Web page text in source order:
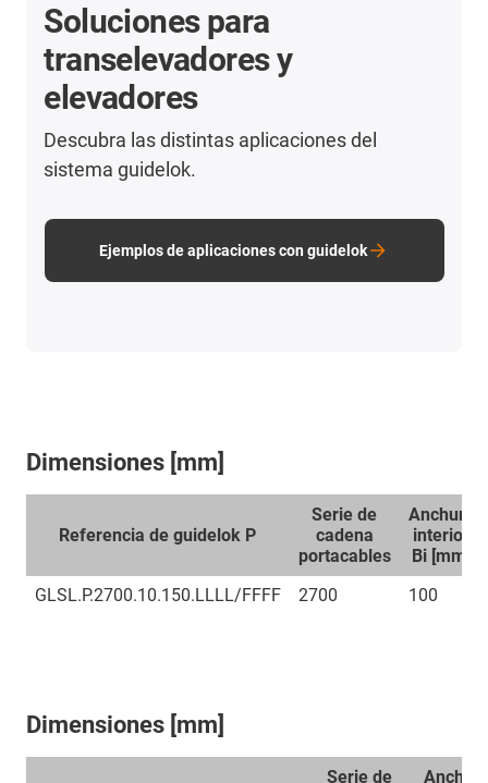
Soluciones para
transelevadores y
elevadores
Descubra las distintas aplicaciones del
sistema guidelok.
Ejemplos de aplicaciones con guidelok
Dimensiones [mm]
Referencia de guidelok P
Serie de
cadena
portacables
Anchura
interior
Bi [mm]
GLSL.P.2700.10.150.LLLL/FFFF
2700 100
Dimensiones [mm]
Serie de